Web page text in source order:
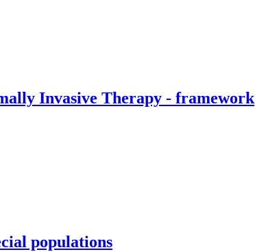
Invasive Therapy - framework
populations